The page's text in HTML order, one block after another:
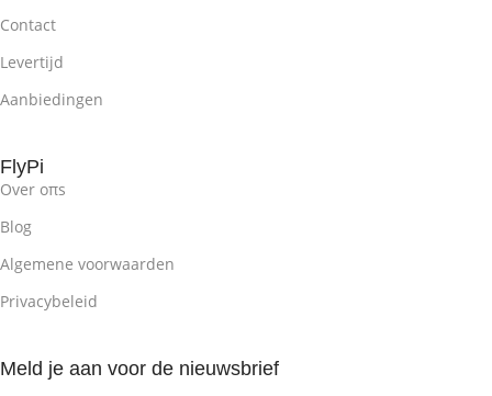
Contact
Levertijd
Aanbiedingen
FlyPi
Over oπs
Blog
Algemene voorwaarden
Privacybeleid
Meld je aan voor de nieuwsbrief